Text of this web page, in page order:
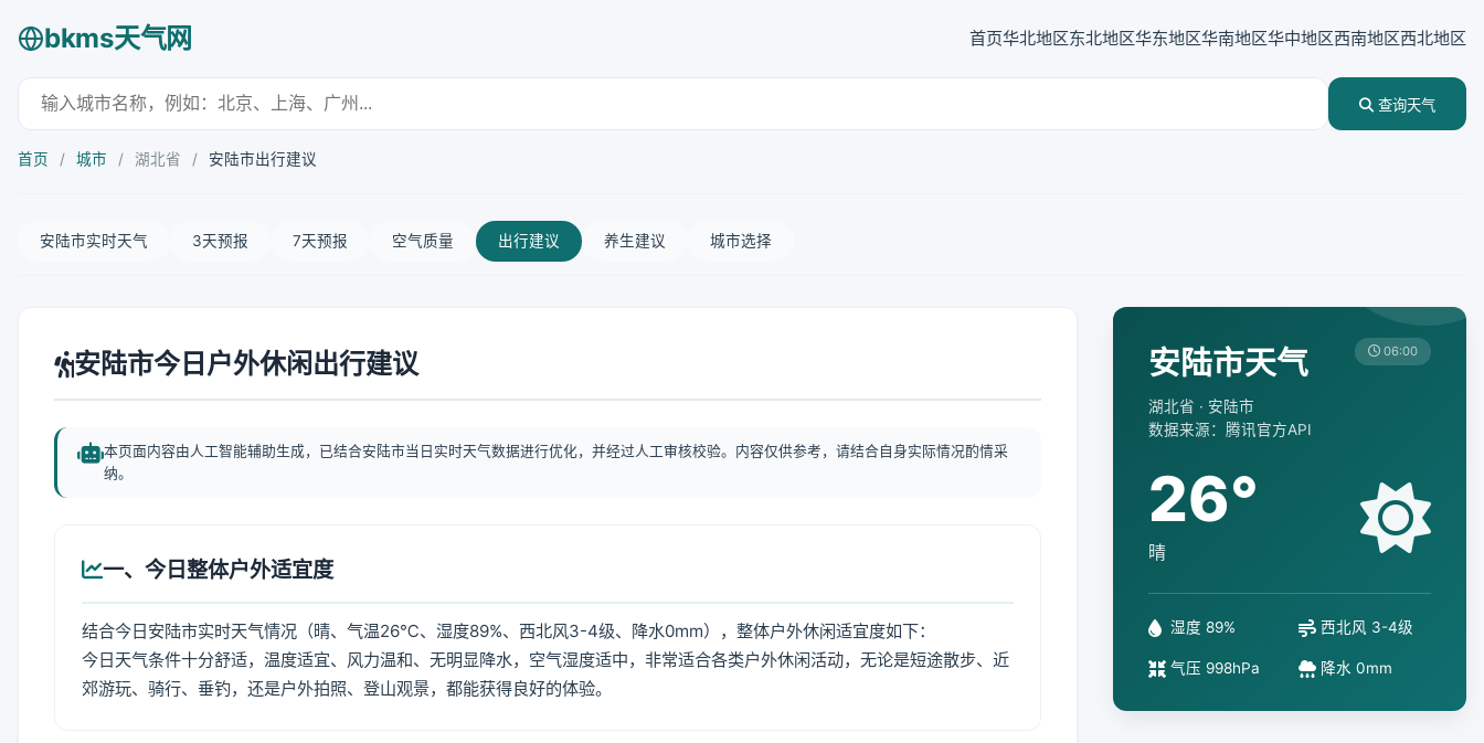
bkms天气网 首页华北地区东北地区华东地区华南地区华中地区西南地区西北地区
查询天气
首页 / 城市 / 湖北省 / 安陆市出行建议
安陆市实时天气 3天预报 7天预报 空气质量 出行建议 养生建议 城市选择
安陆市今日户外休闲出行建议
本页面内容由人工智能辅助生成，已结合安陆市当日实时天气数据进行优化，并经过人工审核校验。内容仅供参考，请结合自身实际情况酌情采
纳。
一、今日整体户外适宜度
结合今日安陆市实时天气情况（晴、气温26℃、湿度89%、西北风3-4级、降水0mm），整体户外休闲适宜度如下：
今日天气条件十分舒适，温度适宜、风力温和、无明显降水，空气湿度适中，非常适合各类户外休闲活动，无论是短途散步、近
郊游玩、骑行、垂钓，还是户外拍照、登山观景，都能获得良好的体验。
安陆市天气
湖北省 · 安陆市
数据来源：腾讯官方API
06:00
26°
晴
湿度 89% 西北风 3-4级
气压 998hPa 降水 0mm